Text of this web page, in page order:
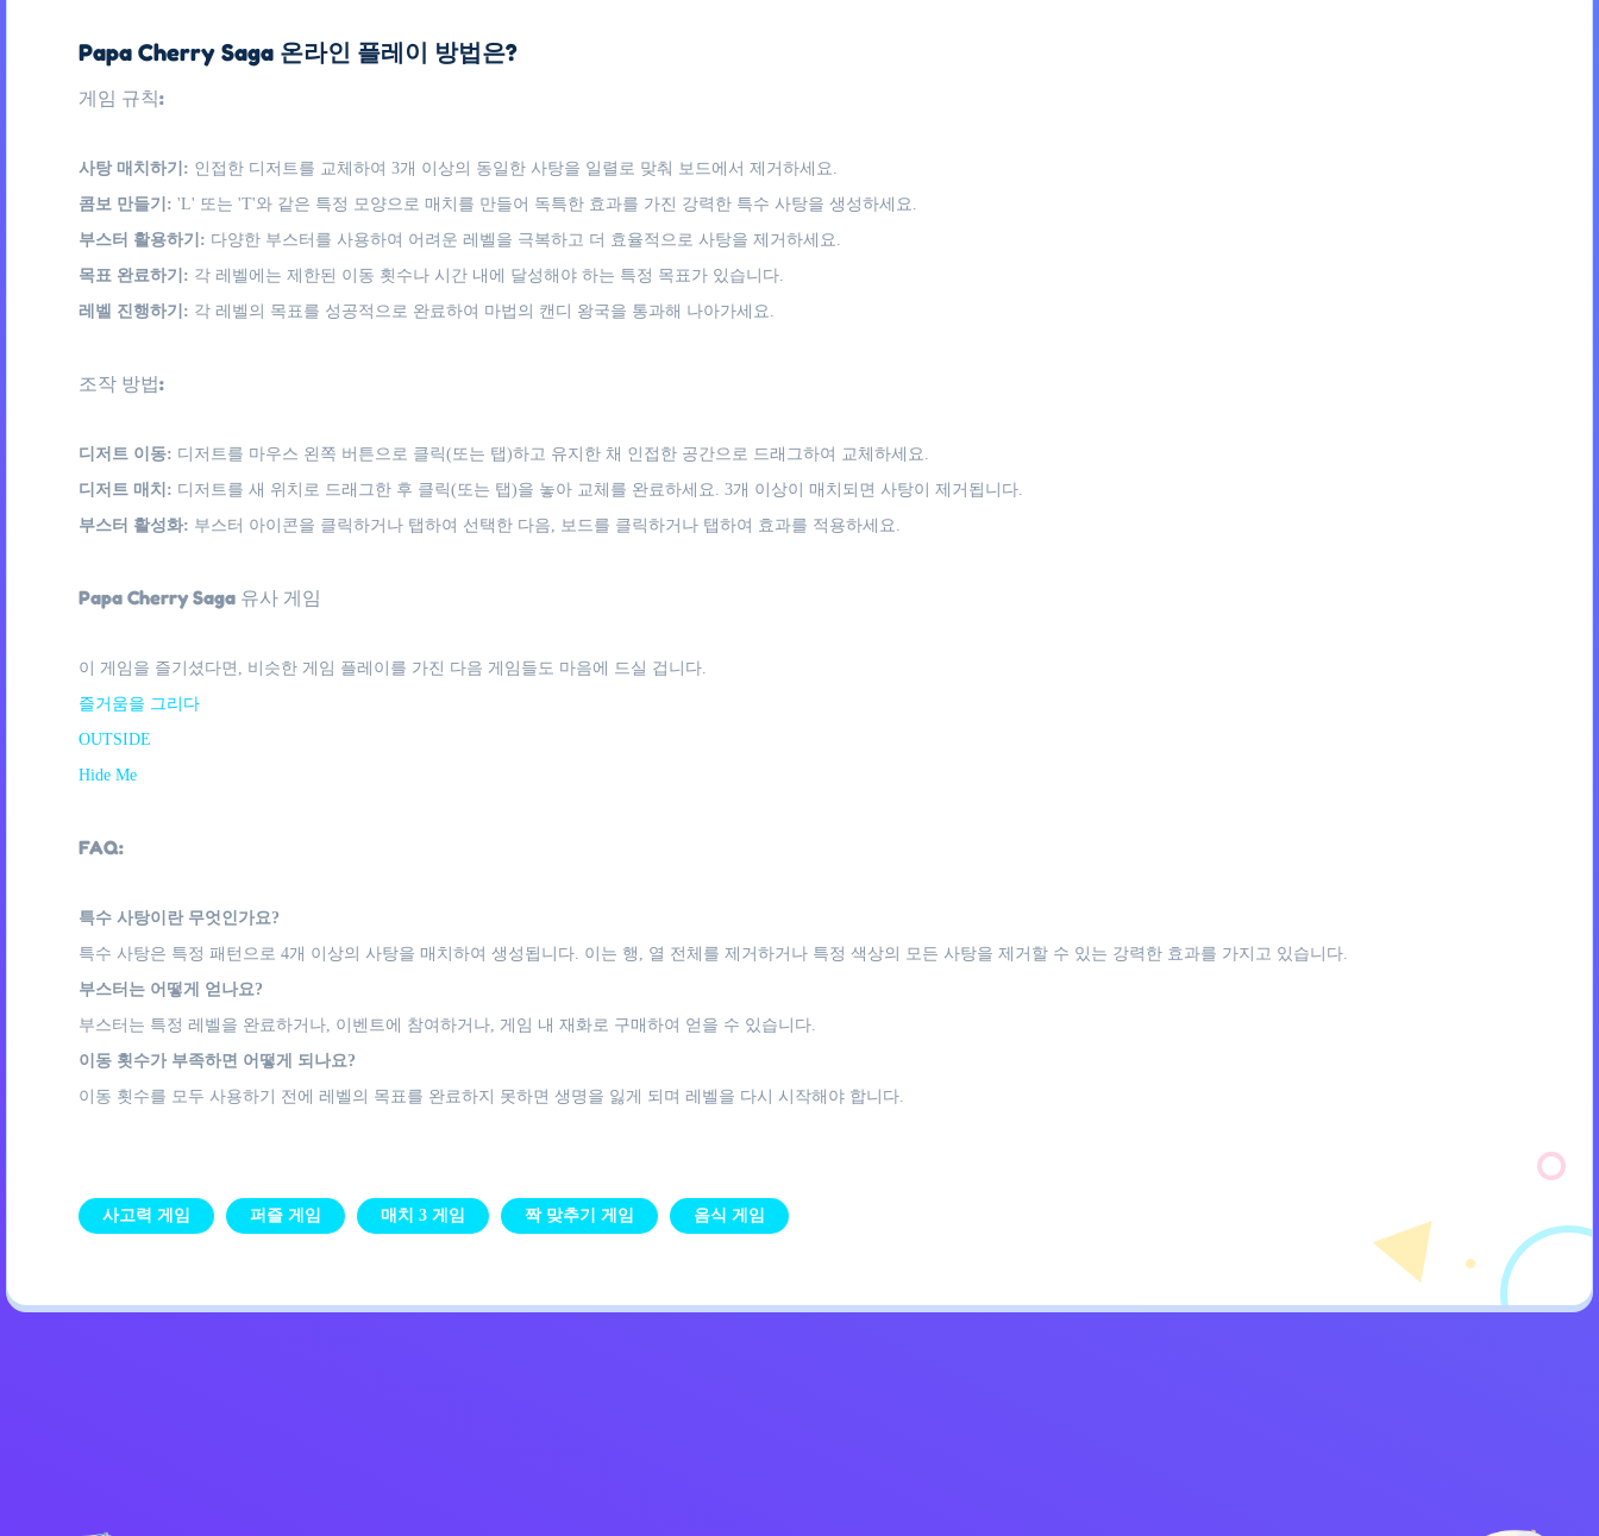
Papa Cherry Saga 온라인 플레이 방법은?
게임 규칙:
사탕 매치하기: 인접한 디저트를 교체하여 3개 이상의 동일한 사탕을 일렬로 맞춰 보드에서 제거하세요.
콤보 만들기: 'L' 또는 'T'와 같은 특정 모양으로 매치를 만들어 독특한 효과를 가진 강력한 특수 사탕을 생성하세요.
부스터 활용하기: 다양한 부스터를 사용하여 어려운 레벨을 극복하고 더 효율적으로 사탕을 제거하세요.
목표 완료하기: 각 레벨에는 제한된 이동 횟수나 시간 내에 달성해야 하는 특정 목표가 있습니다.
레벨 진행하기: 각 레벨의 목표를 성공적으로 완료하여 마법의 캔디 왕국을 통과해 나아가세요.
조작 방법:
디저트 이동: 디저트를 마우스 왼쪽 버튼으로 클릭(또는 탭)하고 유지한 채 인접한 공간으로 드래그하여 교체하세요.
디저트 매치: 디저트를 새 위치로 드래그한 후 클릭(또는 탭)을 놓아 교체를 완료하세요. 3개 이상이 매치되면 사탕이 제거됩니다.
부스터 활성화: 부스터 아이콘을 클릭하거나 탭하여 선택한 다음, 보드를 클릭하거나 탭하여 효과를 적용하세요.
Papa Cherry Saga 유사 게임
이 게임을 즐기셨다면, 비슷한 게임 플레이를 가진 다음 게임들도 마음에 드실 겁니다.
즐거움을 그리다
OUTSIDE
Hide Me
FAQ:
특수 사탕이란 무엇인가요?
특수 사탕은 특정 패턴으로 4개 이상의 사탕을 매치하여 생성됩니다. 이는 행, 열 전체를 제거하거나 특정 색상의 모든 사탕을 제거할 수 있는 강력한 효과를 가지고 있습니다.
부스터는 어떻게 얻나요?
부스터는 특정 레벨을 완료하거나, 이벤트에 참여하거나, 게임 내 재화로 구매하여 얻을 수 있습니다.
이동 횟수가 부족하면 어떻게 되나요?
이동 횟수를 모두 사용하기 전에 레벨의 목표를 완료하지 못하면 생명을 잃게 되며 레벨을 다시 시작해야 합니다.
사고력 게임 퍼즐 게임 매치 3 게임 짝 맞추기 게임 음식 게임